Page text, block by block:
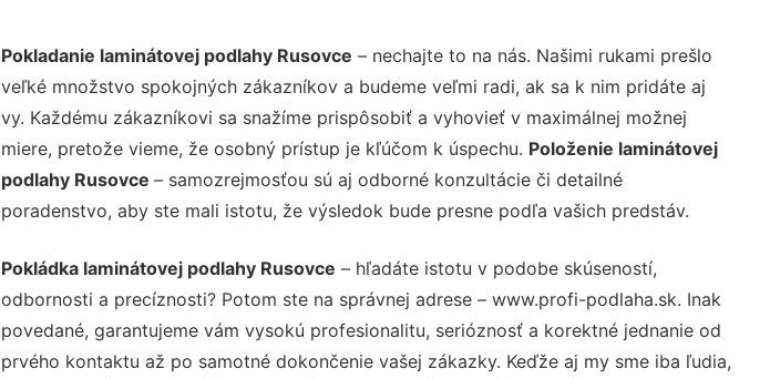
Pokladanie laminátovej podlahy Rusovce – nechajte to na nás. Našimi rukami prešlo
veľké množstvo spokojných zákazníkov a budeme veľmi radi, ak sa k nim pridáte aj
vy. Každému zákazníkovi sa snažíme prispôsobiť a vyhovieť v maximálnej možnej
miere, pretože vieme, že osobný prístup je kľúčom k úspechu. Položenie laminátovej
podlahy Rusovce – samozrejmosťou sú aj odborné konzultácie či detailné
poradenstvo, aby ste mali istotu, že výsledok bude presne podľa vašich predstáv.
Pokládka laminátovej podlahy Rusovce – hľadáte istotu v podobe skúseností,
odbornosti a precíznosti? Potom ste na správnej adrese – www.profi-podlaha.sk. Inak
povedané, garantujeme vám vysokú profesionalitu, serióznosť a korektné jednanie od
prvého kontaktu až po samotné dokončenie vašej zákazky. Keďže aj my sme iba ľudia,